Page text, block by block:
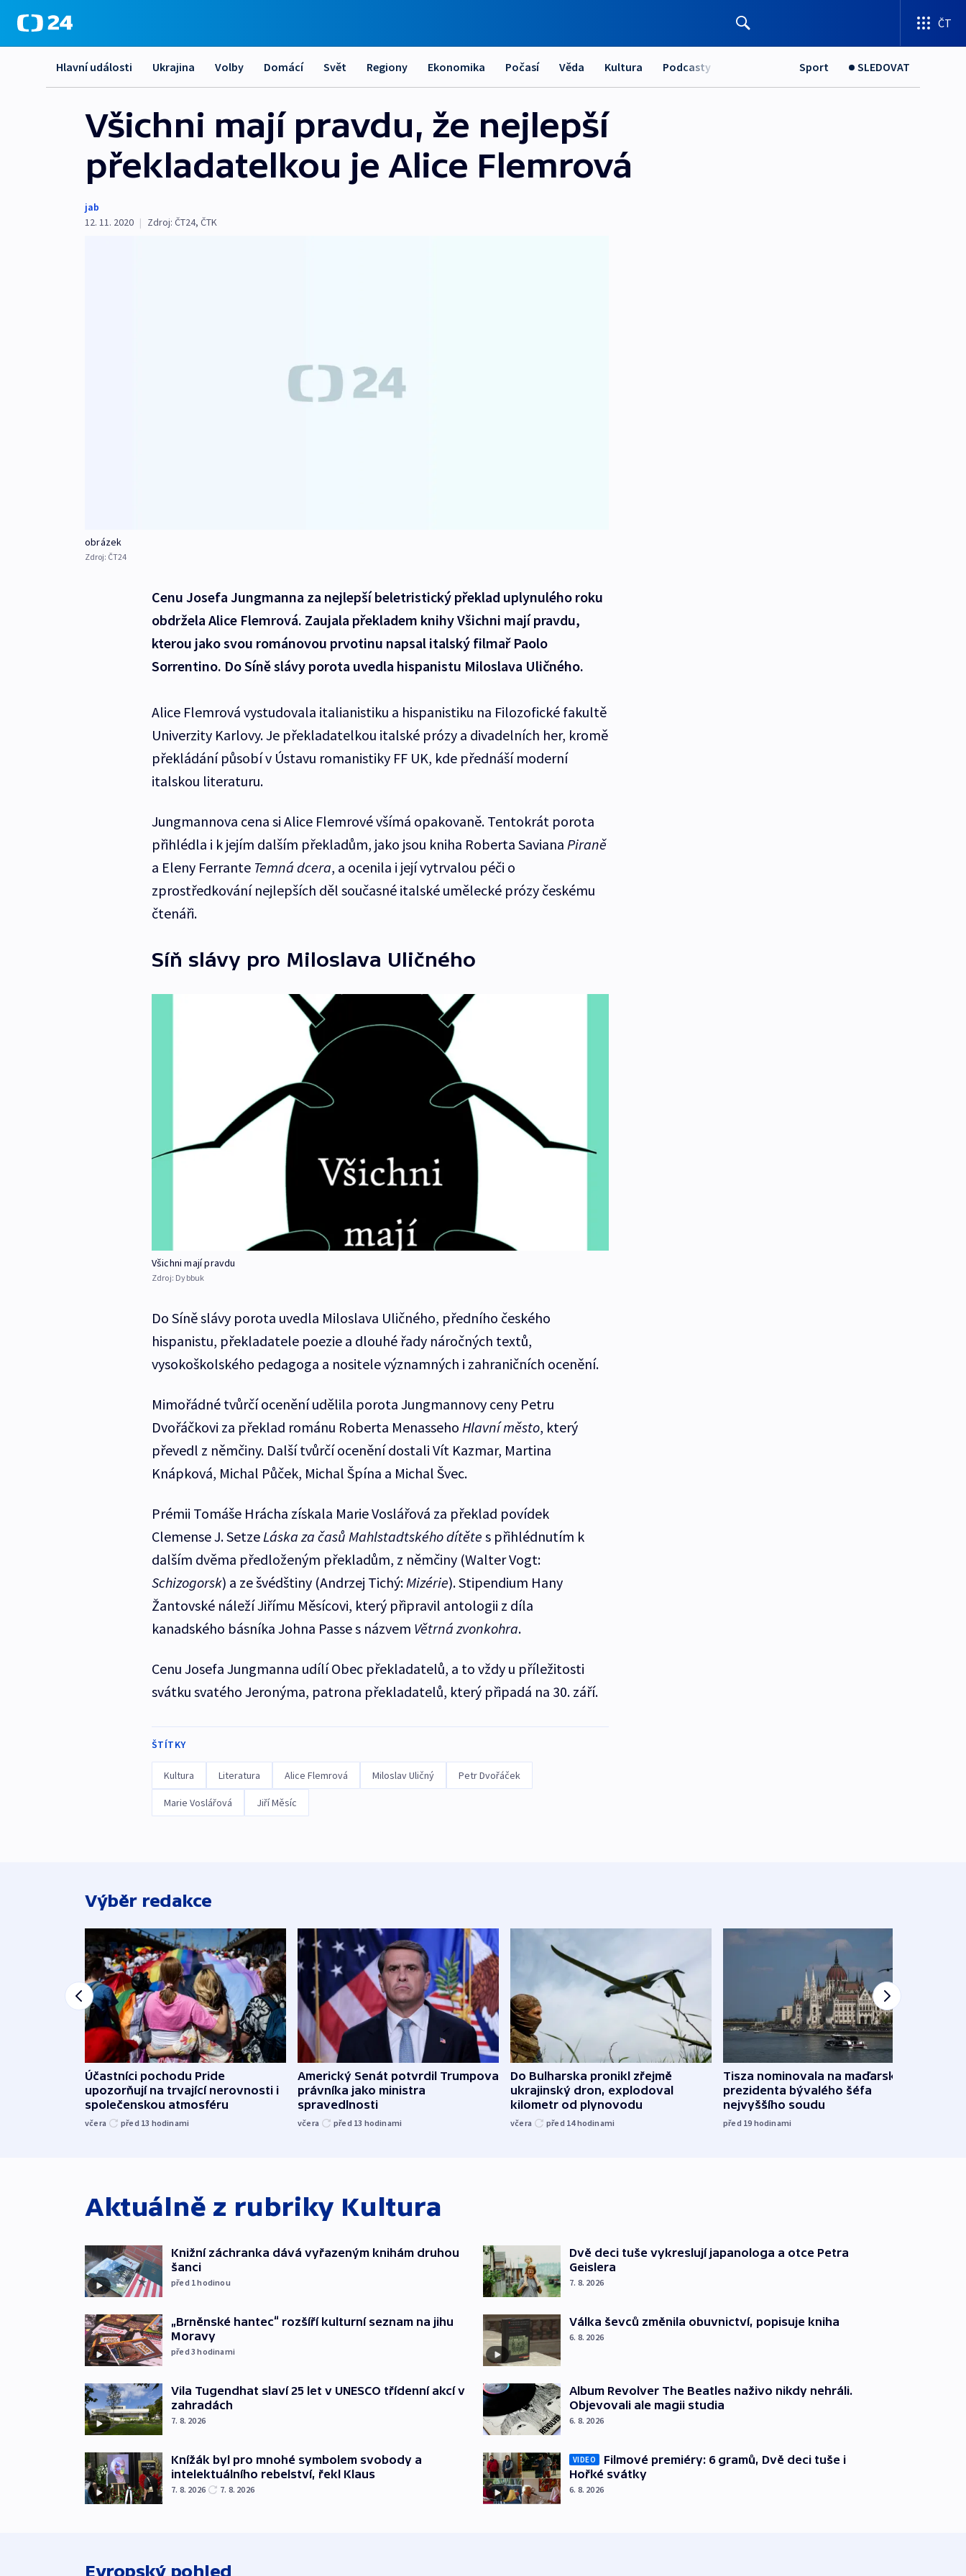
ČT
Hlavní události Ukrajina Volby Domácí Svět Regiony Ekonomika Počasí Věda Kultura Podcasty Sport SLEDOVAT
Všichni mají pravdu, že nejlepší
překladatelkou je Alice Flemrová
jab
12. 11. 2020 | Zdroj: ČT24, ČTK
obrázek
Zdroj: ČT24
Cenu Josefa Jungmanna za nejlepší beletristický překlad uplynulého roku
obdržela Alice Flemrová. Zaujala překladem knihy Všichni mají pravdu,
kterou jako svou románovou prvotinu napsal italský filmař Paolo
Sorrentino. Do Síně slávy porota uvedla hispanistu Miloslava Uličného.
Alice Flemrová vystudovala italianistiku a hispanistiku na Filozofické fakultě
Univerzity Karlovy. Je překladatelkou italské prózy a divadelních her, kromě
překládání působí v Ústavu romanistiky FF UK, kde přednáší moderní
italskou literaturu.
Jungmannova cena si Alice Flemrové všímá opakovaně. Tentokrát porota
přihlédla i k jejím dalším překladům, jako jsou kniha Roberta Saviana Piraně
a Eleny Ferrante Temná dcera, a ocenila i její vytrvalou péči o
zprostředkování nejlepších děl současné italské umělecké prózy českému
čtenáři.
Síň slávy pro Miloslava Uličného
Všichni mají pravdu
Zdroj: Dybbuk
Do Síně slávy porota uvedla Miloslava Uličného, předního českého
hispanistu, překladatele poezie a dlouhé řady náročných textů,
vysokoškolského pedagoga a nositele významných i zahraničních ocenění.
Mimořádné tvůrčí ocenění udělila porota Jungmannovy ceny Petru
Dvořáčkovi za překlad románu Roberta Menasseho Hlavní město, který
převedl z němčiny. Další tvůrčí ocenění dostali Vít Kazmar, Martina
Knápková, Michal Půček, Michal Špína a Michal Švec.
Prémii Tomáše Hrácha získala Marie Voslářová za překlad povídek
Clemense J. SetzeLáska za časů Mahlstadtského dítěte s přihlédnutím k
dalším dvěma předloženým překladům, z němčiny (Walter Vogt:
Schizogorsk) a ze švédštiny (Andrzej Tichý:Mizérie). Stipendium Hany
Žantovské náleží Jiřímu Měsícovi, který připravil antologii z díla
kanadského básníka Johna Passe s názvem Větrná zvonkohra.
Cenu Josefa Jungmanna udílí Obec překladatelů, a to vždy u příležitosti
svátku svatého Jeronýma, patrona překladatelů, který připadá na 30. září.
ŠTÍTKY
Kultura Literatura Alice Flemrová Miloslav Uličný Petr Dvořáček
Marie Voslářová Jiří Měsíc
Výběr redakce
Účastníci pochodu Pride
upozorňují na trvající nerovnosti i
společenskou atmosféru
včera před 13 hodinami
Americký Senát potvrdil Trumpova
právníka jako ministra
spravedlnosti
včera před 13 hodinami
Do Bulharska pronikl zřejmě
ukrajinský dron, explodoval
kilometr od plynovodu
včera před 14hodinami
Tisza nominovala na maďarského
prezidenta bývalého šéfa
nejvyššího soudu
před 19 hodinami
Aktuálně z rubriky Kultura
Knižní záchranka dává vyřazeným knihám druhou
šanci
před 1hodinou
„Brněnské hantec“ rozšíří kulturní seznam na jihu
Moravy
před 3hodinami
Vila Tugendhat slaví 25 let v UNESCO třídenní akcí v
zahradách
7. 8. 2026
Knížák byl pro mnohé symbolem svobody a
intelektuálního rebelství, řekl Klaus
7. 8. 2026 7. 8. 2026
Dvě deci tuše vykreslují japanologa a otce Petra
Geislera
7. 8. 2026
Válka ševců změnila obuvnictví, popisuje kniha
6. 8. 2026
Album Revolver The Beatles naživo nikdy nehráli.
Objevovali ale magii studia
6. 8. 2026
VIDEO
Filmové premiéry: 6 gramů, Dvě deci tuše i
Hořké svátky
6. 8. 2026
Evropský pohled